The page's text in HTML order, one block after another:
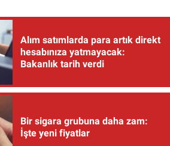
Alım satımlarda para artık direkt
hesabınıza yatmayacak:
Bakanlık tarih verdi
Bir sigara grubuna daha zam:
İşte yeni fiyatlar